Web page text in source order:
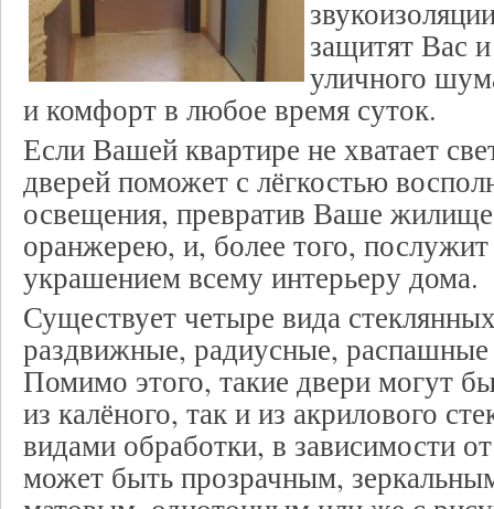
защитят Вас
уличного
и комфорт в любое время суток.
Если Вашей квартире не хватает
дверей поможет с лёгкостью
освещения, превратив Ваше
оранжерею, и, более того,
украшением всему интерьеру дома.
Существует четыре вида
раздвижные, радиусные,
Помимо этого, такие двери могут
из калёного, так и из акрилового
видами обработки, в зависимости
может быть прозрачным,